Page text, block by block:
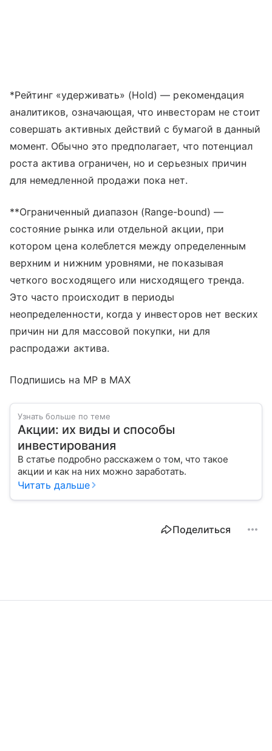
*Рейтинг «удерживать» (Hold) — рекомендация
аналитиков, означающая, что инвесторам не стоит
совершать активных действий с бумагой в данный
момент. Обычно это предполагает, что потенциал
роста актива ограничен, но и серьезных причин
для немедленной продажи пока нет.
**Ограниченный диапазон (Range-bound) —
состояние рынка или отдельной акции, при
котором цена колеблется между определенным
верхним и нижним уровнями, не показывая
четкого восходящего или нисходящего тренда.
Это часто происходит в периоды
неопределенности, когда у инвесторов нет веских
причин ни для массовой покупки, ни для
распродажи актива.
Подпишись на MP в MAX
Узнать больше по теме
Акции: их виды и способы
инвестирования
В статье подробно расскажем о том, что такое
акции и как на них можно заработать.
Читать дальше
Поделиться